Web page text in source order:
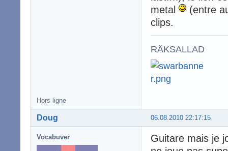
metal
(entre
clips.
RÄKSALLAD
Hors ligne
06.08.2010 22:17:15
Doug
Vocabuver
Guitare mais je